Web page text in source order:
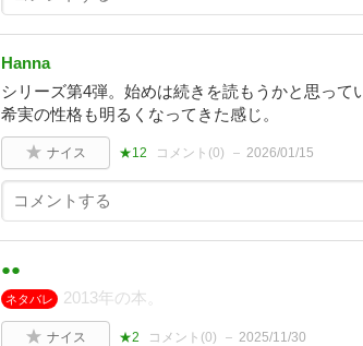
Hanna
シリーズ第4弾。始めは続きを読もうかと思って
希実の性格も明るくなってきた感じ。
ナイス ★12 コメント(0) 2026/01/15
●●
ネタバレ 2013年の本。
ナイス ★2 コメント(0) 2025/11/30